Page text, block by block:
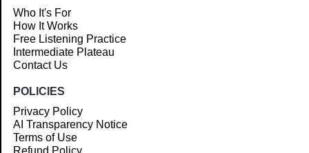
Who It's For
How It Works
Free Listening Practice
Intermediate Plateau
Contact Us
POLICIES
Privacy Policy
AI Transparency Notice
Terms of Use
Refund Policy